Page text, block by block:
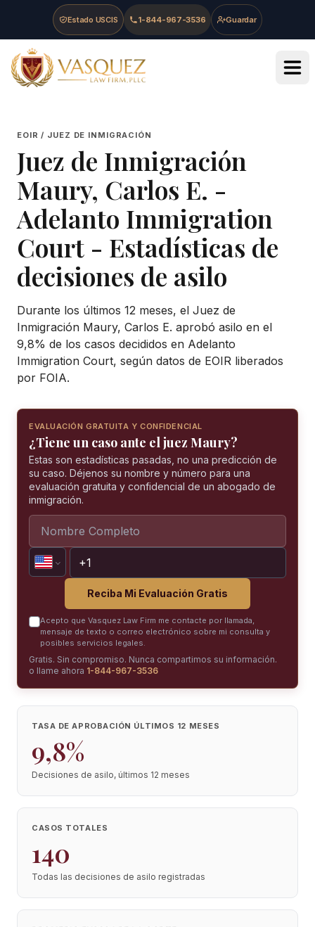
Skip to main content
Skip to navigation
Skip to footer
Estado USCIS 1-844-967-3536 Guardar
Vasquez Law Firm - Home
EOIR / JUEZ DE INMIGRACIÓN
Juez de Inmigración
Maury, Carlos E. -
Adelanto Immigration
Court - Estadísticas de
decisiones de asilo
Durante los últimos 12 meses, el Juez de
Inmigración Maury, Carlos E. aprobó asilo en el
9,8% de los casos decididos en Adelanto
Immigration Court, según datos de EOIR liberados
por FOIA.
EVALUACIÓN GRATUITA Y CONFIDENCIAL
¿Tiene un caso ante el juez Maury?
Estas son estadísticas pasadas, no una predicción de
su caso. Déjenos su nombre y número para una
evaluación gratuita y confidencial de un abogado de
inmigración.
Reciba Mi Evaluación Gratis
Acepto que Vasquez Law Firm me contacte por llamada,
mensaje de texto o correo electrónico sobre mi consulta y
posibles servicios legales.
Gratis. Sin compromiso. Nunca compartimos su información.
o llame ahora 1-844-967-3536
TASA DE APROBACIÓN ÚLTIMOS 12 MESES
9,8%
Decisiones de asilo, últimos 12 meses
CASOS TOTALES
140
Todas las decisiones de asilo registradas